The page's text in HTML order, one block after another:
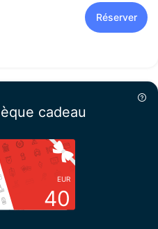
Réserver
cadeau
EUR
40